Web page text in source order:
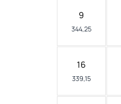
9
344,25
16
339,15